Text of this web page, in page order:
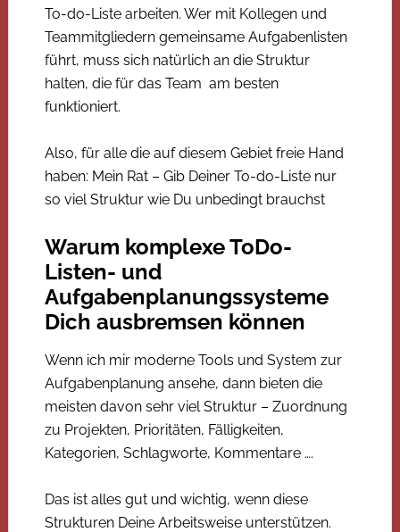
To-do-Liste arbeiten. Wer mit Kollegen und
Teammitgliedern gemeinsame Aufgabenlisten
führt, muss sich natürlich an die Struktur
halten, die für das Team am besten
funktioniert.
Also, für alle die auf diesem Gebiet freie Hand
haben: Mein Rat – Gib Deiner To-do-Liste nur
so viel Struktur wie Du unbedingt brauchst
Warum komplexe ToDo-
Listen- und
Aufgabenplanungssysteme
Dich ausbremsen können
Wenn ich mir moderne Tools und System zur
Aufgabenplanung ansehe, dann bieten die
meisten davon sehr viel Struktur – Zuordnung
zu Projekten, Prioritäten, Fälligkeiten,
Kategorien, Schlagworte, Kommentare ….
Das ist alles gut und wichtig, wenn diese
Strukturen Deine Arbeitsweise unterstützen.